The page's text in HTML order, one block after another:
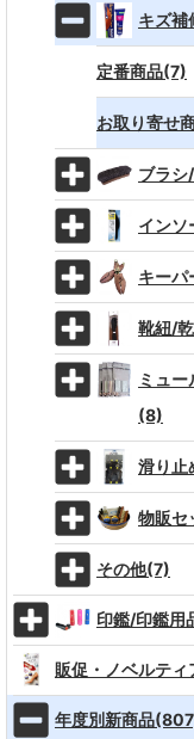
キズ
定番商品(7)
お取り寄せ
ブラ
インソ
キー
靴紐/
ミュ
(8)
滑り止
物販セ
その他(7)
印鑑/印鑑用
販促・ノベルテ
年度別新商品